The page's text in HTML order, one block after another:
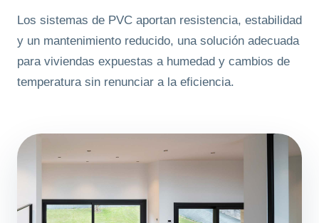
Los sistemas de PVC aportan resistencia, estabilidad
y un mantenimiento reducido, una solución adecuada
para viviendas expuestas a humedad y cambios de
temperatura sin renunciar a la eficiencia.